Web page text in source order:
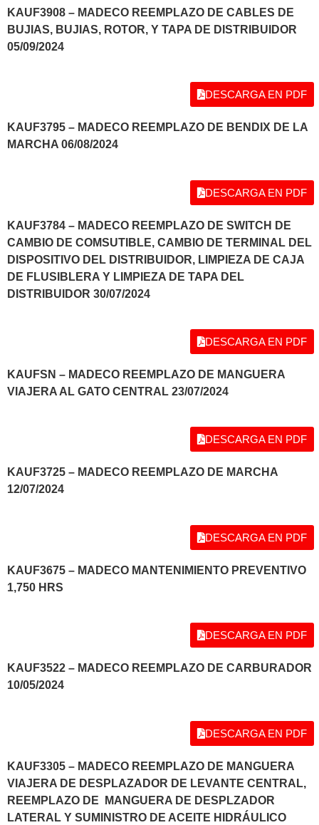
KAUF3908 – MADECO REEMPLAZO DE CABLES DE
BUJIAS, BUJIAS, ROTOR, Y TAPA DE DISTRIBUIDOR
05/09/2024
DESCARGA EN PDF
KAUF3795 – MADECO REEMPLAZO DE BENDIX DE LA
MARCHA 06/08/2024
DESCARGA EN PDF
KAUF3784 – MADECO REEMPLAZO DE SWITCH DE
CAMBIO DE COMSUTIBLE, CAMBIO DE TERMINAL DEL
DISPOSITIVO DEL DISTRIBUIDOR, LIMPIEZA DE CAJA
DE FLUSIBLERA Y LIMPIEZA DE TAPA DEL
DISTRIBUIDOR 30/07/2024
DESCARGA EN PDF
KAUFSN – MADECO REEMPLAZO DE MANGUERA
VIAJERA AL GATO CENTRAL 23/07/2024
DESCARGA EN PDF
KAUF3725 – MADECO REEMPLAZO DE MARCHA
12/07/2024
DESCARGA EN PDF
KAUF3675 – MADECO MANTENIMIENTO PREVENTIVO
1,750 HRS
DESCARGA EN PDF
KAUF3522 – MADECO REEMPLAZO DE CARBURADOR
10/05/2024
DESCARGA EN PDF
KAUF3305 – MADECO REEMPLAZO DE MANGUERA
VIAJERA DE DESPLAZADOR DE LEVANTE CENTRAL,
REEMPLAZO DE MANGUERA DE DESPLZADOR
LATERAL Y SUMINISTRO DE ACEITE HIDRÁULICO